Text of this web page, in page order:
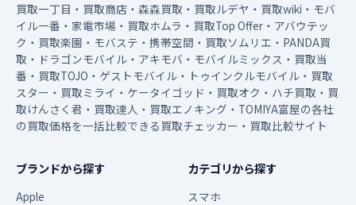
買取一丁目・買取商店・森森買取・買取ルデヤ・買取wiki・モバ
イル一番・家電市場・買取ホムラ・買取Top Offer・アバウテッ
ク・買取楽園・モバステ・携帯空間・買取ソムリエ・PANDA買
取・ドラゴンモバイル・アキモバ・モバイルミックス・買取当
番・買取TOJO・ゲストモバイル・トゥインクルモバイル・買取
スター・買取ミライ・ケータイゴッド・買取オク・ハチ買取・買
取けんさく君・買取達人・買取エノキング・TOMIYA富屋の各社
の買取価格を一括比較できる買取チェッカー・買取比較サイト
ブランドから探す
Apple
カテゴリから探す
スマホ